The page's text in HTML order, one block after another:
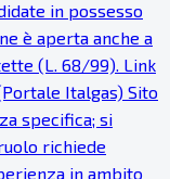
in possesso
è aperta anche a
(L. 68/99). Link
Italgas) Sito
specifica; si
richiede
in ambito